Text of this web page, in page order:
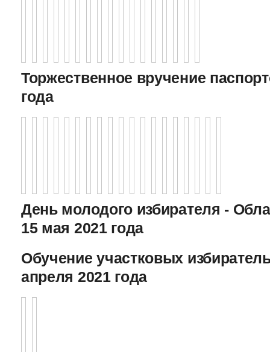
Торжественное вручение
года
День молодого избирателя -
15 мая 2021 года
Обучение участковых
апреля 2021 года